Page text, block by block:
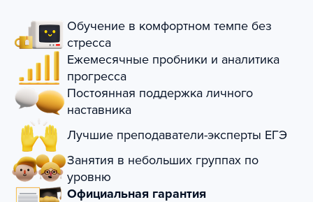
Обучение в комфортном темпе без
стресса
Ежемесячные пробники и аналитика
прогресса
Постоянная поддержка личного
наставника
Лучшие преподаватели-эксперты ЕГЭ
Занятия в небольших группах по
уровню
Официальная гарантия